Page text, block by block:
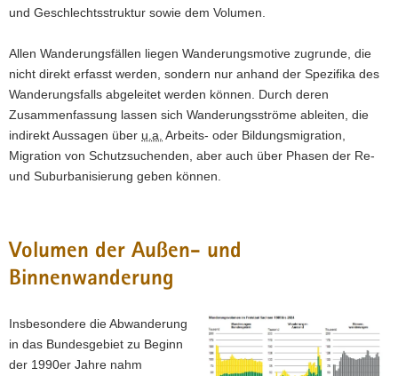
und Geschlechtsstruktur sowie dem Volumen.
Allen Wanderungsfällen liegen Wanderungsmotive zugrunde, die
nicht direkt erfasst werden, sondern nur anhand der Spezifika des
Wanderungsfalls abgeleitet werden können. Durch deren
Zusammenfassung lassen sich Wanderungsströme ableiten, die
indirekt Aussagen über u.a. Arbeits- oder Bildungsmigration,
Migration von Schutzsuchenden, aber auch über Phasen der Re-
und Suburbanisierung geben können.
Volumen der Außen- und
Binnenwanderung
Insbesondere die Abwanderung
in das Bundesgebiet zu Beginn
der 1990er Jahre nahm